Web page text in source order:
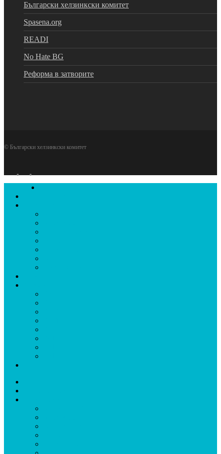
Български хелзинкски комитет
Spasena.org
READI
No Hate BG
Реформа в затворите
© Български хелзинкски комитет
facebookyoutube